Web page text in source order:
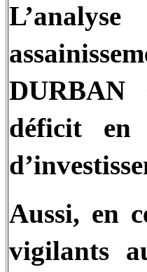
DURBAN
déficit en
Aussi, en
vigilants